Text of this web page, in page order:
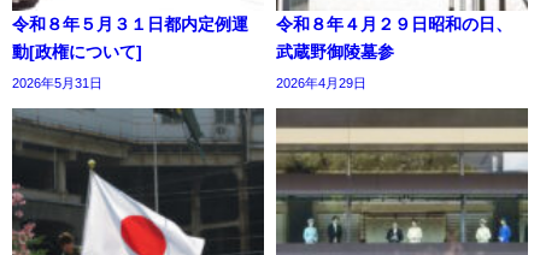
令和８年５月３１日都内定例運
動[政権について]
2026年5月31日
令和８年４月２９日昭和の日、
武蔵野御陵墓参
2026年4月29日